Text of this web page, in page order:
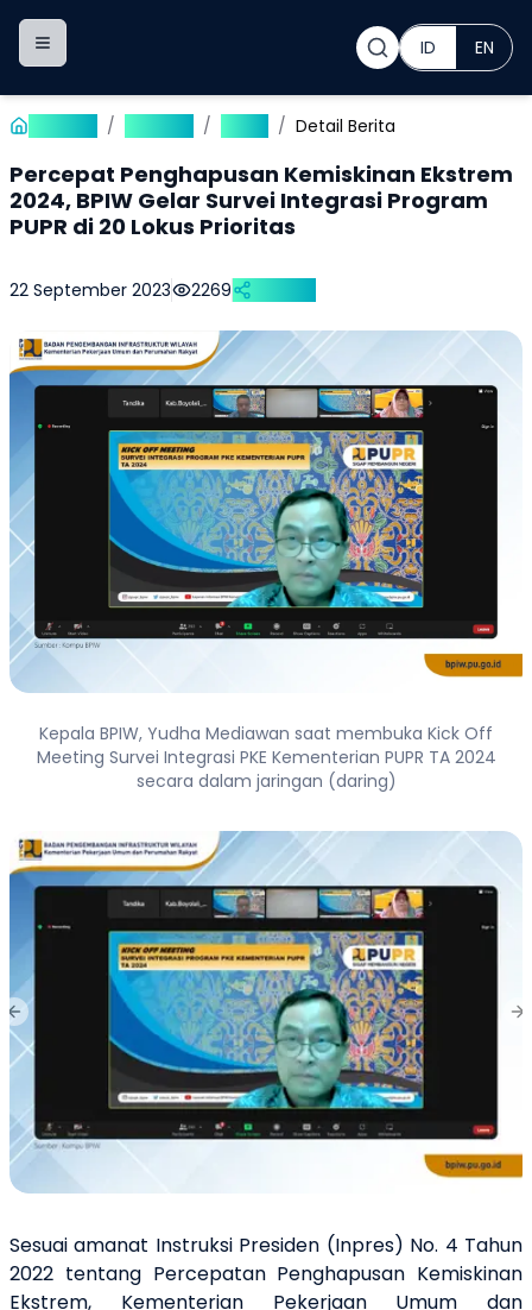
Toggle navigation menu ID EN
/ / / Detail Berita
Percepat Penghapusan Kemiskinan Ekstrem
2024, BPIW Gelar Survei Integrasi Program
PUPR di 20 Lokus Prioritas
22 September 2023 2269
Kepala BPIW, Yudha Mediawan saat membuka Kick Off
Meeting Survei Integrasi PKE Kementerian PUPR TA 2024
secara dalam jaringan (daring)
Previous slide
Sesuai amanat Instruksi Presiden (Inpres) No. 4 Tahun
2022 tentang Percepatan Penghapusan Kemiskinan
Ekstrem, Kementerian Pekerjaan Umum dan